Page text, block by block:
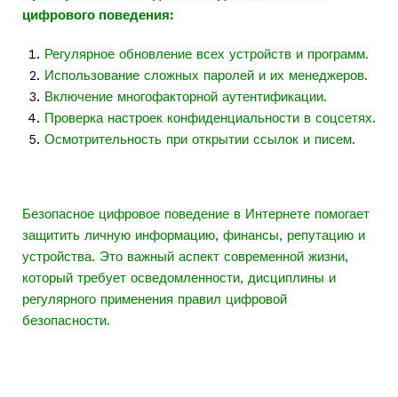
цифрового поведения:
Регулярное обновление всех устройств и программ.
Использование сложных паролей и их менеджеров.
Включение многофакторной аутентификации.
Проверка настроек конфиденциальности в соцсетях.
Осмотрительность при открытии ссылок и писем.
Безопасное цифровое поведение в Интернете помогает
защитить личную информацию, финансы, репутацию и
устройства. Это важный аспект современной жизни,
который требует осведомленности, дисциплины и
регулярного применения правил цифровой
безопасности.